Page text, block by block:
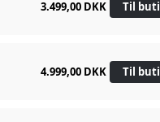
3.499,00 DKK Til
4.999,00 DKK Til